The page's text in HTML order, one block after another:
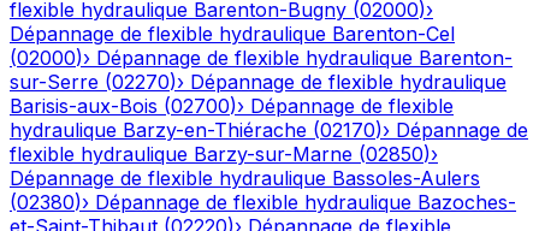
flexible hydraulique Barenton-Bugny (02000)›
Dépannage de flexible hydraulique Barenton-Cel
(02000)› Dépannage de flexible hydraulique Barenton-
sur-Serre (02270)› Dépannage de flexible hydraulique
Barisis-aux-Bois (02700)› Dépannage de flexible
hydraulique Barzy-en-Thiérache (02170)› Dépannage de
flexible hydraulique Barzy-sur-Marne (02850)›
Dépannage de flexible hydraulique Bassoles-Aulers
(02380)› Dépannage de flexible hydraulique Bazoches-